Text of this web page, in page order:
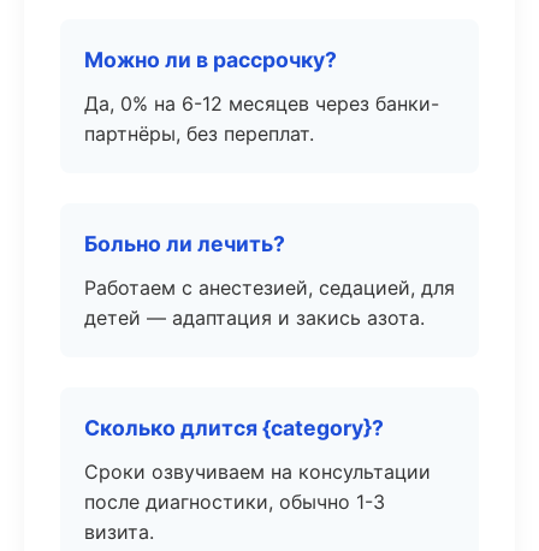
Можно ли в рассрочку?
Да, 0% на 6-12 месяцев через банки-
партнёры, без переплат.
Больно ли лечить?
Работаем с анестезией, седацией, для
детей — адаптация и закись азота.
Сколько длится {category}?
Сроки озвучиваем на консультации
после диагностики, обычно 1-3
визита.